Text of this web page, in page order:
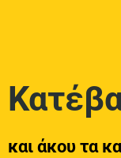
και άκου τα